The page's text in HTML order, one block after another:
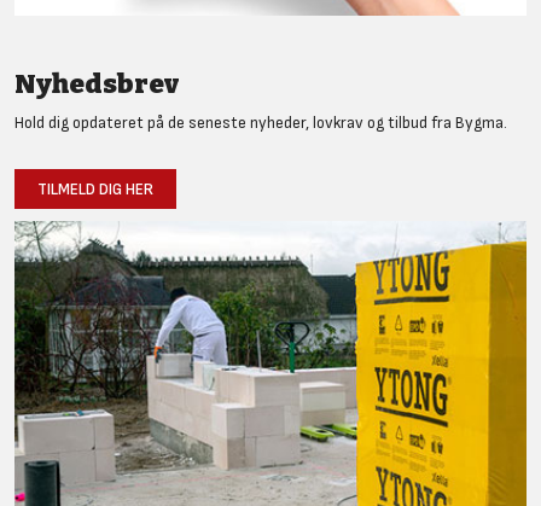
Nyhedsbrev
Hold dig opdateret på de seneste nyheder, lovkrav og tilbud fra Bygma.
TILMELD DIG HER